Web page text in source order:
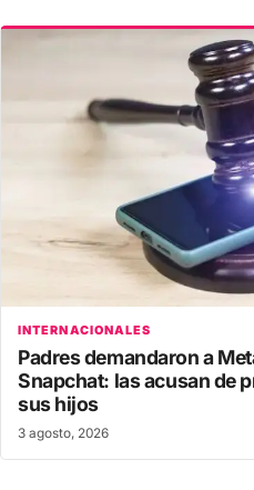
INTERNACIONALES
Padres demandaron a
Snapchat: las acusan de
sus hijos
3 agosto, 2026